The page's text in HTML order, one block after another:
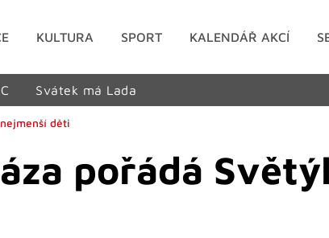
KULTURA SPORT KALENDÁŘ AKCÍ
Svátek má Lada
děti
pořádá